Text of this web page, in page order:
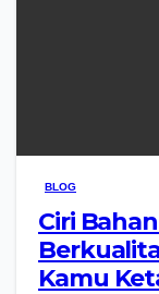
BLOG
Ciri
Kamu